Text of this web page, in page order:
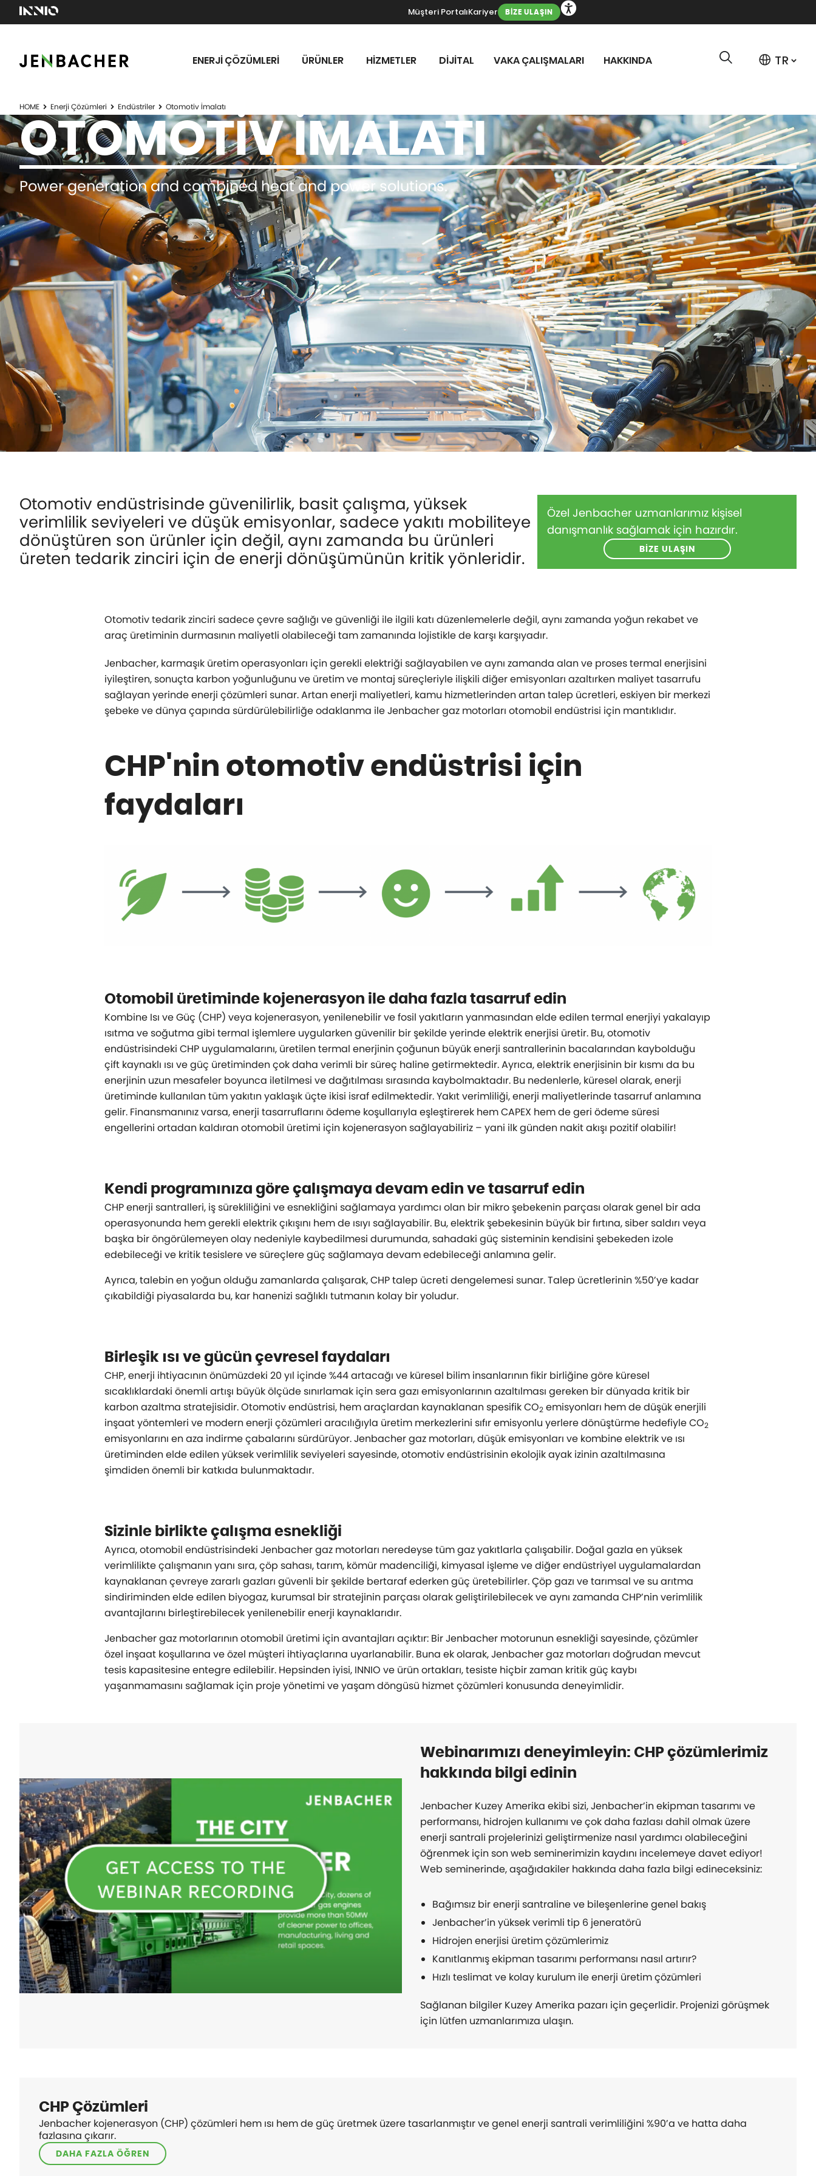
Müşteri PortalıKariyer BİZE ULAŞIN
ENERJİ ÇÖZÜMLERİ ÜRÜNLER HİZMETLER DİJİTAL VAKA ÇALIŞMALARI HAKKINDA
HOME Enerji Çözümleri Endüstriler Otomotiv İmalatı
OTOMOTIV İMALATI
Power generation and combined heat and power solutions.
Otomotiv endüstrisinde güvenilirlik, basit çalışma, yüksek
verimlilik seviyeleri ve düşük emisyonlar, sadece yakıtı mobiliteye
dönüştüren son ürünler için değil, aynı zamanda bu ürünleri
üreten tedarik zinciri için de enerji dönüşümünün kritik yönleridir.
Özel Jenbacher uzmanlarımız kişisel
danışmanlık sağlamak için hazırdır.
BIZE ULAŞIN
Otomotiv tedarik zinciri sadece çevre sağlığı ve güvenliği ile ilgili katı düzenlemelerle değil, aynı zamanda yoğun rekabet ve
araç üretiminin durmasının maliyetli olabileceği tam zamanında lojistikle de karşı karşıyadır.
Jenbacher, karmaşık üretim operasyonları için gerekli elektriği sağlayabilen ve aynı zamanda alan ve proses termal enerjisini
iyileştiren, sonuçta karbon yoğunluğunu ve üretim ve montaj süreçleriyle ilişkili diğer emisyonları azaltırken maliyet tasarrufu
sağlayan yerinde enerji çözümleri sunar. Artan enerji maliyetleri, kamu hizmetlerinden artan talep ücretleri, eskiyen bir merkezi
şebeke ve dünya çapında sürdürülebilirliğe odaklanma ile Jenbacher gaz motorları otomobil endüstrisi için mantıklıdır.
CHP'nin otomotiv endüstrisi için
faydaları
Otomobil üretiminde kojenerasyon ile daha fazla tasarruf edin
Kombine Isı ve Güç (CHP) veya kojenerasyon, yenilenebilir ve fosil yakıtların yanmasından elde edilen termal enerjiyi yakalayıp
ısıtma ve soğutma gibi termal işlemlere uygularken güvenilir bir şekilde yerinde elektrik enerjisi üretir. Bu, otomotiv
endüstrisindeki CHP uygulamalarını, üretilen termal enerjinin çoğunun büyük enerji santrallerinin bacalarından kaybolduğu
çift kaynaklı ısı ve güç üretiminden çok daha verimli bir süreç haline getirmektedir. Ayrıca, elektrik enerjisinin bir kısmı da bu
enerjinin uzun mesafeler boyunca iletilmesi ve dağıtılması sırasında kaybolmaktadır. Bu nedenlerle, küresel olarak, enerji
üretiminde kullanılan tüm yakıtın yaklaşık üçte ikisi israf edilmektedir. Yakıt verimliliği, enerji maliyetlerinde tasarruf anlamına
gelir. Finansmanınız varsa, enerji tasarruflarını ödeme koşullarıyla eşleştirerek hem CAPEX hem de geri ödeme süresi
engellerini ortadan kaldıran otomobil üretimi için kojenerasyon sağlayabiliriz – yani ilk günden nakit akışı pozitif olabilir!
Kendi programınıza göre çalışmaya devam edin ve tasarruf edin
CHP enerji santralleri, iş sürekliliğini ve esnekliğini sağlamaya yardımcı olan bir mikro şebekenin parçası olarak genel bir ada
operasyonunda hem gerekli elektrik çıkışını hem de ısıyı sağlayabilir. Bu, elektrik şebekesinin büyük bir fırtına, siber saldırı veya
başka bir öngörülemeyen olay nedeniyle kaybedilmesi durumunda, sahadaki güç sisteminin kendisini şebekeden izole
edebileceği ve kritik tesislere ve süreçlere güç sağlamaya devam edebileceği anlamına gelir.
Ayrıca, talebin en yoğun olduğu zamanlarda çalışarak, CHP talep ücreti dengelemesi sunar. Talep ücretlerinin %50’ye kadar
çıkabildiği piyasalarda bu, kar hanenizi sağlıklı tutmanın kolay bir yoludur.
Birleşik ısı ve gücün çevresel faydaları
CHP, enerji ihtiyacının önümüzdeki 20 yıl içinde %44 artacağı ve küresel bilim insanlarının fikir birliğine göre küresel
sıcaklıklardaki önemli artışı büyük ölçüde sınırlamak için sera gazı emisyonlarının azaltılması gereken bir dünyada kritik bir
karbon azaltma stratejisidir. Otomotiv endüstrisi, hem araçlardan kaynaklanan spesifik CO2 emisyonları hem de düşük enerjili
inşaat yöntemleri ve modern enerji çözümleri aracılığıyla üretim merkezlerini sıfır emisyonlu yerlere dönüştürme hedefiyle CO2
emisyonlarını en aza indirme çabalarını sürdürüyor. Jenbacher gaz motorları, düşük emisyonları ve kombine elektrik ve ısı
üretiminden elde edilen yüksek verimlilik seviyeleri sayesinde, otomotiv endüstrisinin ekolojik ayak izinin azaltılmasına
şimdiden önemli bir katkıda bulunmaktadır.
Sizinle birlikte çalışma esnekliği
Ayrıca, otomobil endüstrisindeki Jenbacher gaz motorları neredeyse tüm gaz yakıtlarla çalışabilir. Doğal gazla en yüksek
verimlilikte çalışmanın yanı sıra, çöp sahası, tarım, kömür madenciliği, kimyasal işleme ve diğer endüstriyel uygulamalardan
kaynaklanan çevreye zararlı gazları güvenli bir şekilde bertaraf ederken güç üretebilirler. Çöp gazı ve tarımsal ve su arıtma
sindiriminden elde edilen biyogaz, kurumsal bir stratejinin parçası olarak geliştirilebilecek ve aynı zamanda CHP’nin verimlilik
avantajlarını birleştirebilecek yenilenebilir enerji kaynaklarıdır.
Jenbacher gaz motorlarının otomobil üretimi için avantajları açıktır: Bir Jenbacher motorunun esnekliği sayesinde, çözümler
özel inşaat koşullarına ve özel müşteri ihtiyaçlarına uyarlanabilir. Buna ek olarak, Jenbacher gaz motorları doğrudan mevcut
tesis kapasitesine entegre edilebilir. Hepsinden iyisi, INNIO ve ürün ortakları, tesiste hiçbir zaman kritik güç kaybı
yaşanmamasını sağlamak için proje yönetimi ve yaşam döngüsü hizmet çözümleri konusunda deneyimlidir.
Webinarımızı deneyimleyin: CHP çözümlerimiz
hakkında bilgi edinin
Jenbacher Kuzey Amerika ekibi sizi, Jenbacher’in ekipman tasarımı ve
performansı, hidrojen kullanımı ve çok daha fazlası dahil olmak üzere
enerji santrali projelerinizi geliştirmenize nasıl yardımcı olabileceğini
öğrenmek için son web seminerimizin kaydını incelemeye davet ediyor!
Web seminerinde, aşağıdakiler hakkında daha fazla bilgi edineceksiniz:
Bağımsız bir enerji santraline ve bileşenlerine genel bakış
Jenbacher’in yüksek verimli tip 6 jeneratörü
Hidrojen enerjisi üretim çözümlerimiz
Kanıtlanmış ekipman tasarımı performansı nasıl artırır?
Hızlı teslimat ve kolay kurulum ile enerji üretim çözümleri
Sağlanan bilgiler Kuzey Amerika pazarı için geçerlidir. Projenizi görüşmek
için lütfen uzmanlarımıza ulaşın.
CHP Çözümleri
Jenbacher kojenerasyon (CHP) çözümleri hem ısı hem de güç üretmek üzere tasarlanmıştır ve genel enerji santrali verimliliğini %90’a ve hatta daha
fazlasına çıkarır.
DAHA FAZLA ÖĞREN